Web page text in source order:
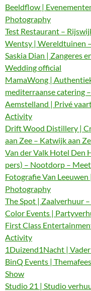
Beeldflow |
Photography
Test Restaurant –
Wentsy | Wereldtuinen
Saskia Dian | Zangeres
Wedding official
MamaWong |
mediterraanse catering
Aemstelland | Privé
Activity
Drift Wood Distillery |
aan Zee – Katwijk aan
Van der Valk Hotel Den
pers) – Nootdorp –
Fotografie Van
Photography
The Spot | Zaalverhuur
Color Events |
First Class
Activity
1Duizend1Nacht |
BinQ Events |
Show
Studio 21 | Studio